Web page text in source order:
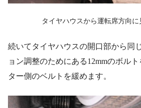
タイヤハウスから運転席方向に
続いてタイヤハウスの開口部から同
ョン調整のためにある12mmのボル
ター側のベルトを緩めます。